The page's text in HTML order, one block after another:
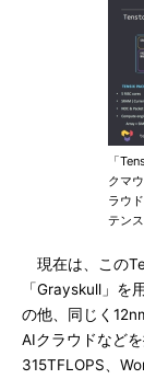
「
クマ
ラウ
テン
現在は、この
「Grayskull」を
の他、同じく
AIクラウドなど
315TFLOPS、